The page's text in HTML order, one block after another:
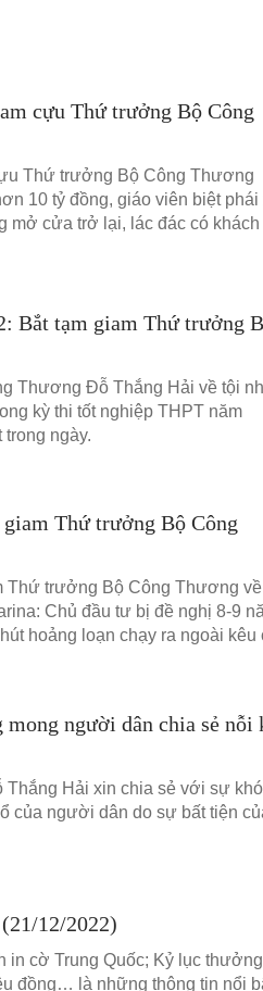
cựu Thứ trưởng Bộ Công
Thứ trưởng Bộ Công Thương
10 tỷ đồng, giáo viên biệt phái
cửa trở lại, lác đác có khách
Bắt tạm giam Thứ trưởng
Thương Đỗ Thắng Hải về tội
kỳ thi tốt nghiệp THPT năm
ngày.
Thứ trưởng Bộ Công
Thứ trưởng Bộ Công Thương
Chủ đầu tư bị đề nghị 8-9
hoảng loạn chạy ra ngoài kêu
người dân chia sẻ nỗi
Hải xin chia sẻ với sự khó
của người dân do sự bất tiện
12/2022)
in cờ Trung Quốc; Kỷ lục
đồng… là những thông tin nổi